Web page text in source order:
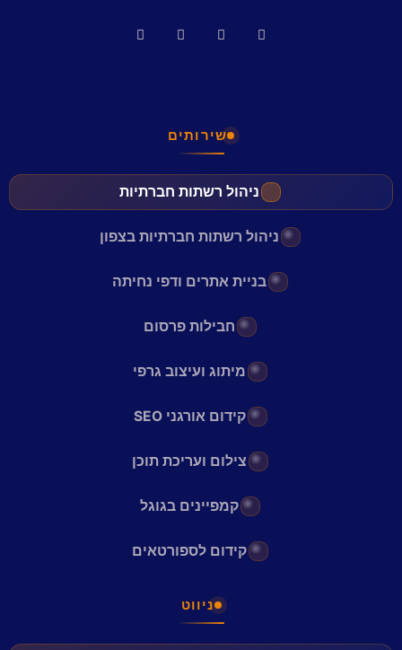
שירותים
ניהול רשתות חברתיות
ניהול רשתות חברתיות בצפון
בניית אתרים ודפי נחיתה
חבילות פרסום
מיתוג ועיצוב גרפי
קידום אורגני SEO
צילום ועריכת תוכן
קמפיינים בגוגל
קידום לספורטאים
ניווט